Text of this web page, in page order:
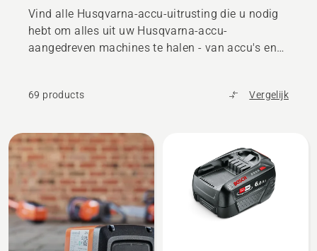
Vind alle Husqvarna-accu-uitrusting die u nodig
hebt om alles uit uw Husqvarna-accu-
aangedreven machines te halen - van accu's en
69 products Vergelijk
Bekijk
alle
producten